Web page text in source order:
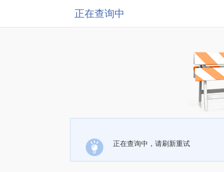
正在查询中
正在查询中，请刷新重试